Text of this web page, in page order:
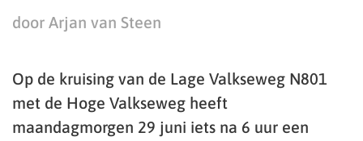
door Arjan van Steen
Op de kruising van de Lage Valkseweg N801
met de Hoge Valkseweg heeft
maandagmorgen 29 juni iets na 6 uur een